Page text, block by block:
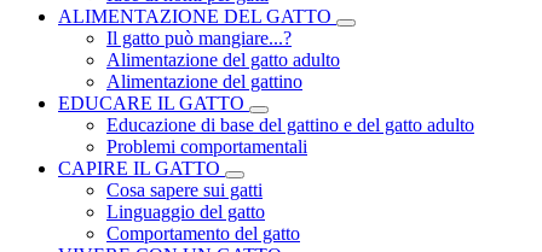
ALIMENTAZIONE DEL GATTO
Il gatto può mangiare...?
Alimentazione del gatto adulto
Alimentazione del gattino
EDUCARE IL GATTO
Educazione di base del gattino e del gatto adulto
Problemi comportamentali
CAPIRE IL GATTO
Cosa sapere sui gatti
Linguaggio del gatto
Comportamento del gatto